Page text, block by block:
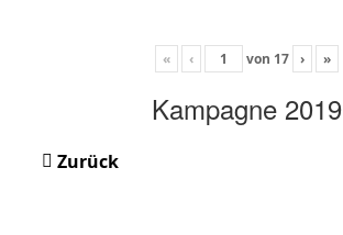
« ‹ von 17 › »
Kampagne 2019
Zurück